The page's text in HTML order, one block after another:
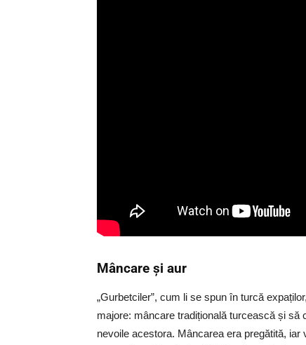
Mâncare și aur
„Gurbetciler”, cum li se spun în turcă
majore: mâncare tradițională turcească și să
nevoile acestora. Mâncarea era pregătită,